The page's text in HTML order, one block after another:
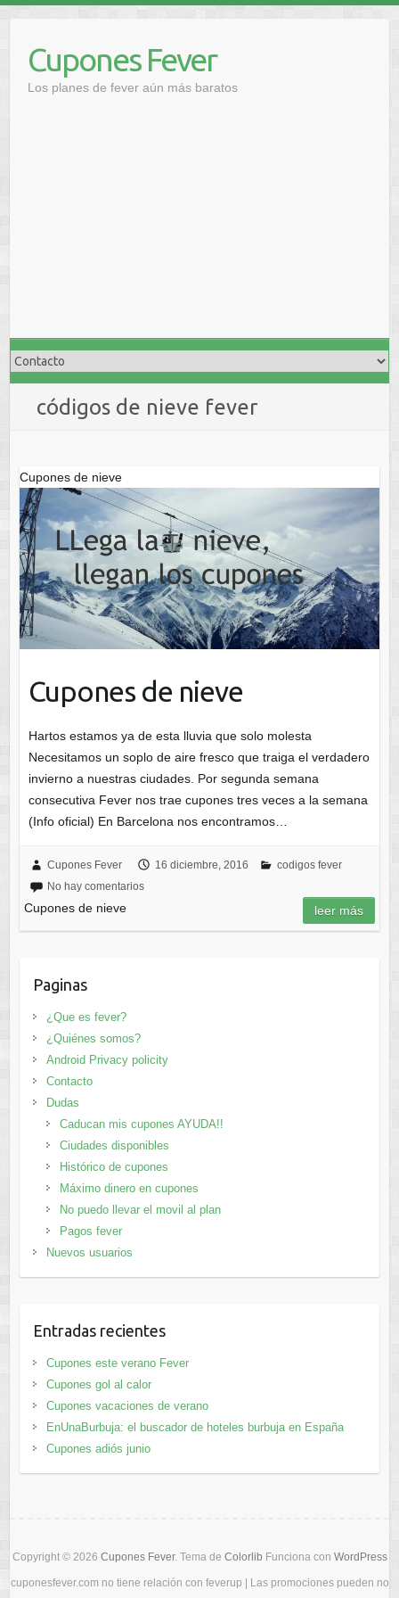
contenidoCupones Fever
Los planes de fever aún más baratos
códigos de nieve fever
Cupones de nieve
Cupones de nieve
Hartos estamos ya de esta lluvia que solo molesta
Necesitamos un soplo de aire fresco que traiga el verdadero
invierno a nuestras ciudades. Por segunda semana
consecutiva Fever nos trae cupones tres veces a la semana
(Info oficial) En Barcelona nos encontramos…
Cupones Fever 16 diciembre, 2016
codigos fever
No hay comentarios
Cupones de nieve leer más
Paginas
¿Que es fever?
¿Quiénes somos?
Android Privacy policity
Contacto
Dudas
Caducan mis cupones AYUDA!!
Ciudades disponibles
Histórico de cupones
Máximo dinero en cupones
No puedo llevar el movil al plan
Pagos fever
Nuevos usuarios
Entradas recientes
Cupones este verano Fever
Cupones gol al calor
Cupones vacaciones de verano
EnUnaBurbuja: el buscador de hoteles burbuja en España
Cupones adiós junio
Copyright © 2026 Cupones Fever. Tema de Colorlib Funciona con WordPress
cuponesfever.com no tiene relación con feverup | Las promociones pueden no